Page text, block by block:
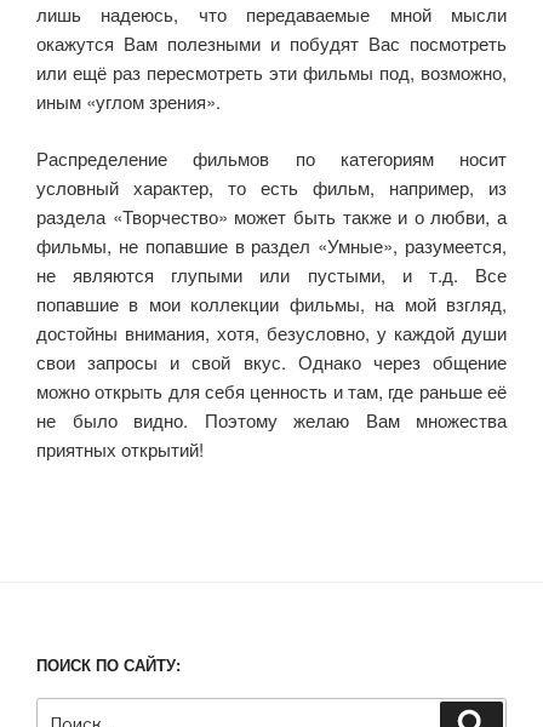
лишь надеюсь, что передаваемые мной мысли
окажутся Вам полезными и побудят Вас посмотреть
или ещё раз пересмотреть эти фильмы под, возможно,
иным «углом зрения».
Распределение фильмов по категориям носит
условный характер, то есть фильм, например, из
раздела «Творчество» может быть также и о любви, а
фильмы, не попавшие в раздел «Умные», разумеется,
не являются глупыми или пустыми, и т.д. Все
попавшие в мои коллекции фильмы, на мой взгляд,
достойны внимания, хотя, безусловно, у каждой души
свои запросы и свой вкус. Однако через общение
можно открыть для себя ценность и там, где раньше её
не было видно. Поэтому желаю Вам множества
приятных открытий!
ПОИСК ПО САЙТУ:
Искать: